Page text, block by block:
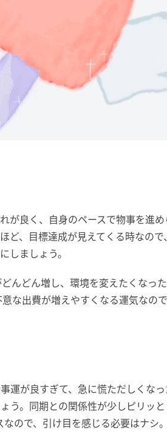
が良く、自身のペースで物事を進
ど、目標達成が見えてくる時なの
しましょう。
んどん増し、環境を変えたくなっ
な出費が増えやすくなる運気なの
運が良すぎて、急に慌ただしくな
う。同期との関係性が少しピリッ
ので、引け目を感じる必要はナシ